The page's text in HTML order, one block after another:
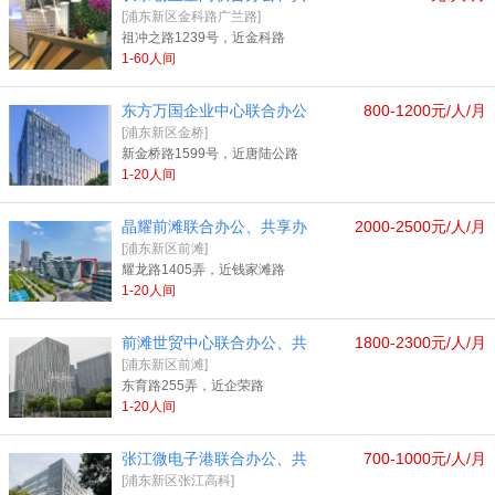
[浦东新区金科路广兰路]
祖冲之路1239号，近金科路
1-60人间
800-1200元/人/月
东方万国企业中心联合办公
[浦东新区金桥]
新金桥路1599号，近唐陆公路
1-20人间
2000-2500元/人/月
晶耀前滩联合办公、共享办
[浦东新区前滩]
耀龙路1405弄，近钱家滩路
1-20人间
1800-2300元/人/月
前滩世贸中心联合办公、共
[浦东新区前滩]
东育路255弄，近企荣路
1-20人间
700-1000元/人/月
张江微电子港联合办公、共
[浦东新区张江高科]